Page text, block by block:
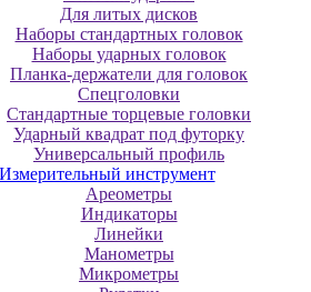
Для литых дисков
Наборы стандартных головок
Наборы ударных головок
Планка-держатели для головок
Спецголовки
Стандартные торцевые головки
Ударный квадрат под футорку
Универсальный профиль
Измерительный инструмент
Ареометры
Индикаторы
Линейки
Манометры
Микрометры